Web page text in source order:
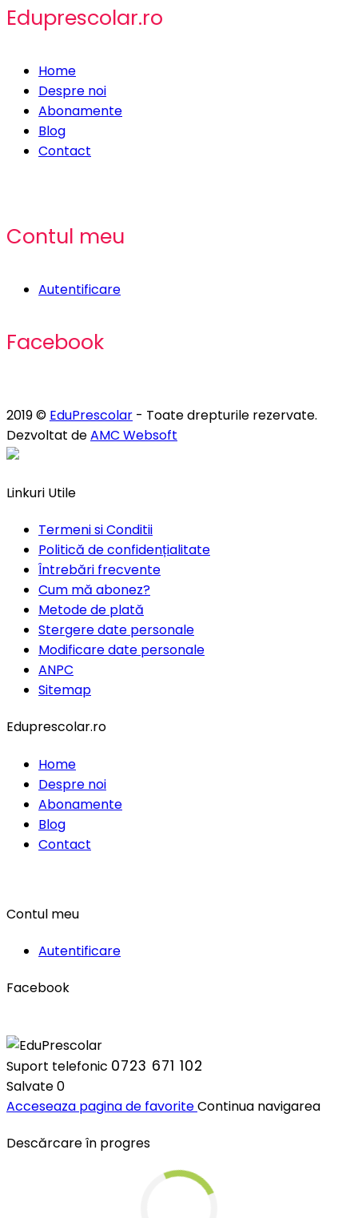
Eduprescolar.ro
Home
Despre noi
Abonamente
Blog
Contact
Contul meu
Autentificare
Facebook
2019 © EduPrescolar - Toate drepturile rezervate.
Dezvoltat deAMC Websoft
Linkuri Utile
Termeni si Conditii
Politică de confidențialitate
Întrebări frecvente
Cum mă abonez?
Metode de plată
Stergere date personale
Modificare date personale
ANPC
Sitemap
Eduprescolar.ro
Home
Despre noi
Abonamente
Blog
Contact
Contul meu
Autentificare
Facebook
Suport telefonic 0723 671 102
Salvate0
Acceseaza pagina de favoriteContinua navigarea
Descărcare în progres